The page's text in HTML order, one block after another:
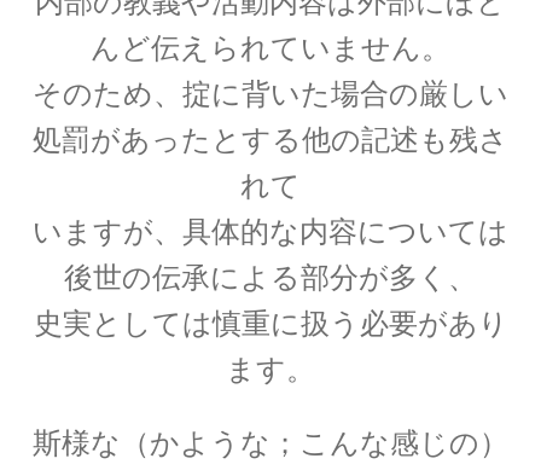
C・A・ドップラー
【ドップラー効果を定式化したオーストリア
人】
D・J・ボーム
_【マンハッタン計画に参画しボーム解釈を提唱】
E・O・ローレンス
んど伝えられていません。
そのため、掟に背いた場合の厳しい
処罰があったとする他の記述も残さ
れて
いますが、 具体的な内容については
後世の伝承による部分が多く、
史実としては慎重に扱う必要があり
ます。
斯様な（かような；こんな感じの）